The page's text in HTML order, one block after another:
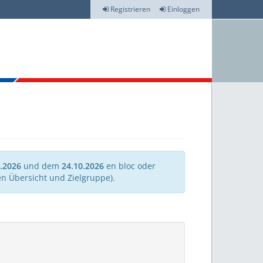
Registrieren Einloggen
und dem 24.10.2026 en bloc oder
Übersicht und Zielgruppe).